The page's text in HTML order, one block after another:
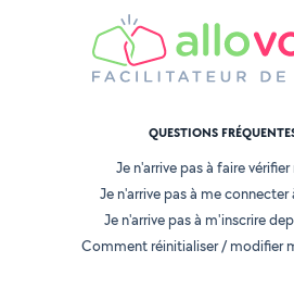
QUESTIONS
Je n'arrive pas à faire
Je n'arrive pas à me
Je n'arrive pas à m'inscrire
Comment réinitialiser / modifier